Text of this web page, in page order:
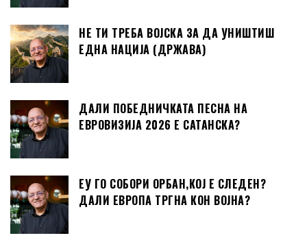
НЕ ТИ ТРЕБА ВОЈСКА ЗА ДА УНИШТИШ
ЕДНА НАЦИЈА (ДРЖАВА)
ДАЛИ ПОБЕДНИЧКАТА ПЕСНА НА
ЕВРОВИЗИЈА 2026 Е САТАНСКА?
ЕУ ГО СОБОРИ ОРБАН,КОЈ Е СЛЕДЕН?
ДАЛИ ЕВРОПА ТРГНА КОН ВОЈНА?